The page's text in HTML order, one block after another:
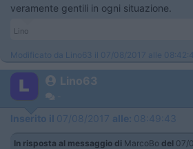
veramente gentili in ogni situazione.
Lino
Modificato da Lino63 il 07/08/2017 alle
Lino63
Inserito il 07/08/2017 alle: 08:49:43
In risposta al messaggio di MarcoBo del 07/